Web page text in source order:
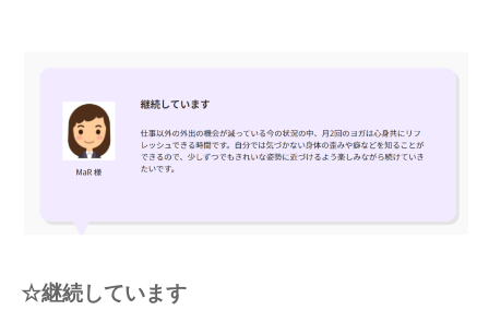
☆継続しています